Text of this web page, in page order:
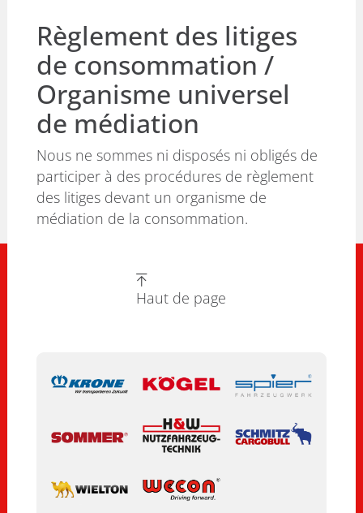
Règlement des litiges
de consommation /
Organisme universel
de médiation
Nous ne sommes ni disposés ni obligés de
participer à des procédures de règlement
des litiges devant un organisme de
médiation de la consommation.
Haut de page